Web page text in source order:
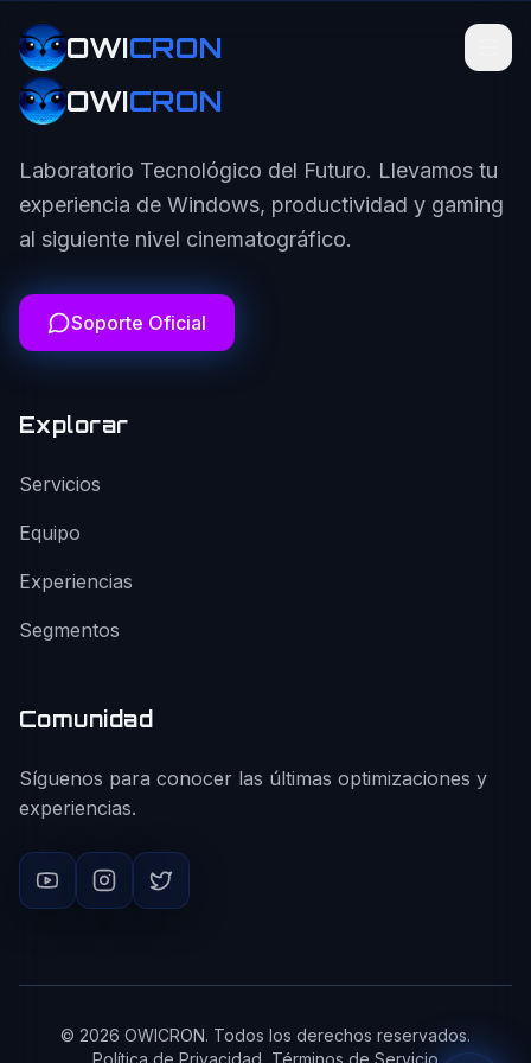
OWICRON
OWICRON
Laboratorio Tecnológico del Futuro. Llevamos tu
experiencia de Windows, productividad y gaming
al siguiente nivel cinematográfico.
Soporte Oficial
Explorar
Servicios
Equipo
Experiencias
Segmentos
Comunidad
Síguenos para conocer las últimas optimizaciones y
experiencias.
© 2026 OWICRON. Todos los derechos reservados.
Política de Privacidad Términos de Servicio